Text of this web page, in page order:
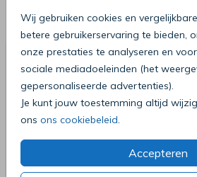
Wij gebruiken cookies en
betere gebruikerservaring te bieden,
onze prestaties te analyseren en
sociale mediadoeleinden (het
gepersonaliseerde advertenties).
Je kunt jouw toestemming altijd
ons ons cookiebeleid
Accepteren
Deze producten zijn
voor je